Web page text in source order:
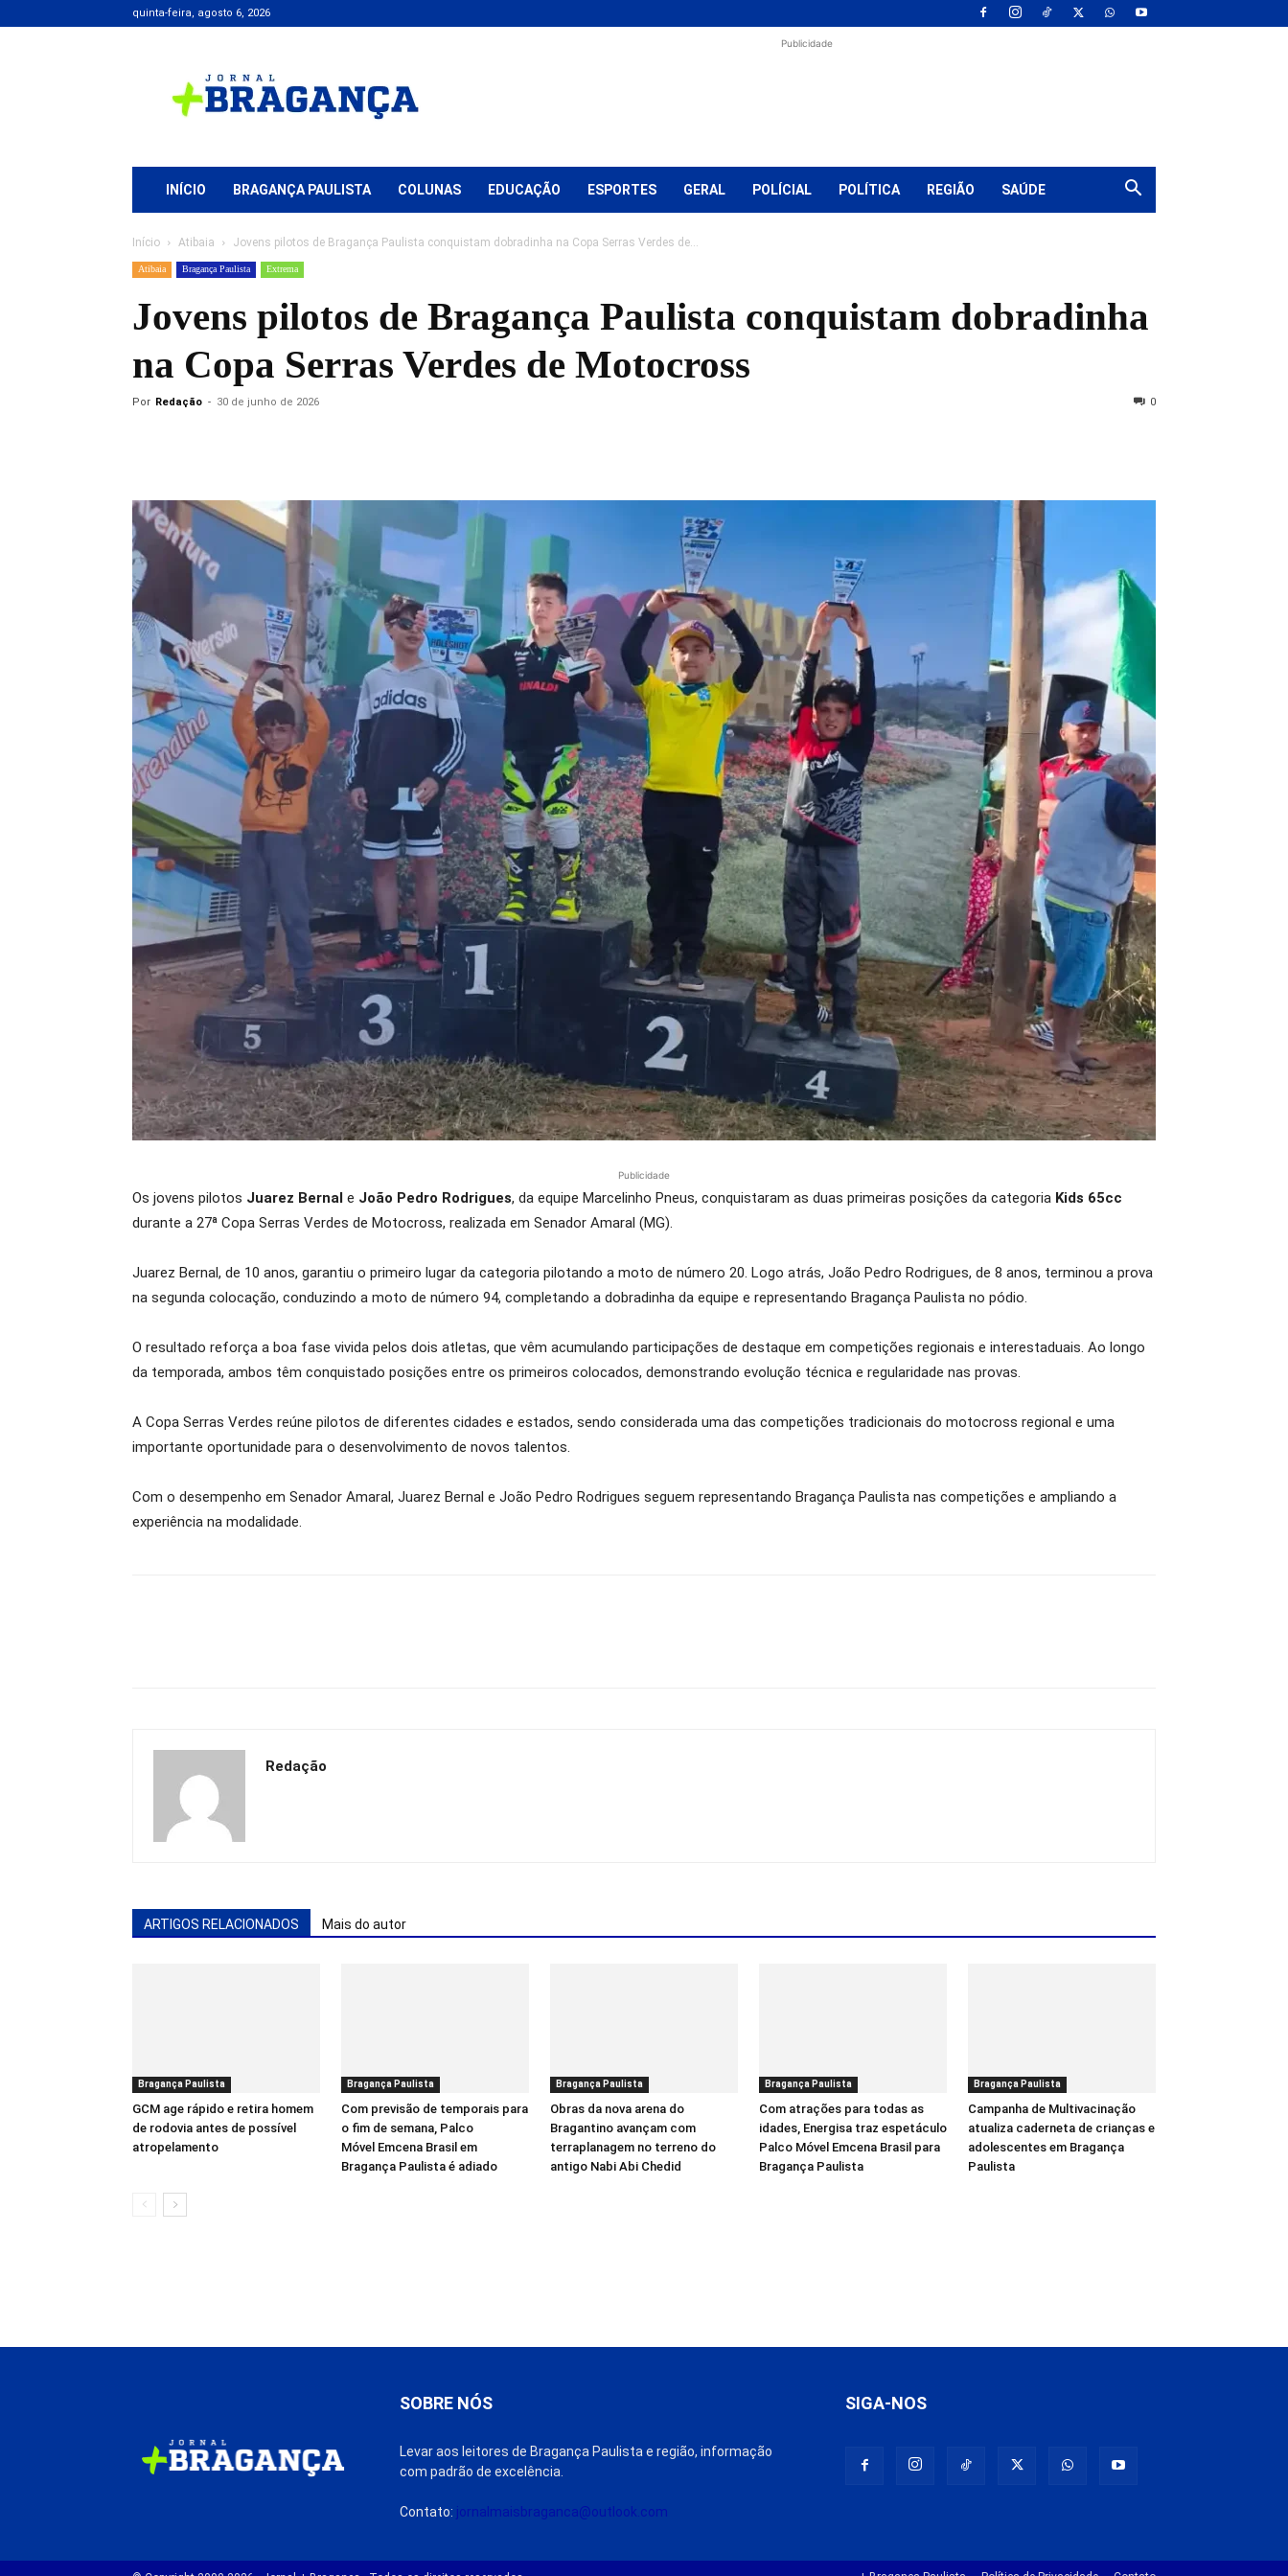
quinta-feira, agosto 6, 2026
+
Bragança
Publicidade
INÍCIO BRAGANÇA PAULISTA COLUNAS EDUCAÇÃO ESPORTES GERAL POLÍCIAL POLÍTICA REGIÃO SAÚDE
Início Atibaia Jovens pilotos de Bragança Paulista conquistam dobradinha na Copa Serras Verdes de...
Atibaia Bragança Paulista Extrema
Jovens pilotos de Bragança Paulista conquistam dobradinha
na Copa Serras Verdes de Motocross
Por Redação - 30 de junho de 2026 0
Publicidade
Os jovens pilotos Juarez Bernal e João Pedro Rodrigues, da equipe Marcelinho Pneus, conquistaram as duas primeiras posições da categoria Kids 65cc
durante a 27ª Copa Serras Verdes de Motocross, realizada em Senador Amaral (MG).
Juarez Bernal, de 10 anos, garantiu o primeiro lugar da categoria pilotando a moto de número 20. Logo atrás, João Pedro Rodrigues, de 8 anos, terminou a prova
na segunda colocação, conduzindo a moto de número 94, completando a dobradinha da equipe e representando Bragança Paulista no pódio.
O resultado reforça a boa fase vivida pelos dois atletas, que vêm acumulando participações de destaque em competições regionais e interestaduais. Ao longo
da temporada, ambos têm conquistado posições entre os primeiros colocados, demonstrando evolução técnica e regularidade nas provas.
A Copa Serras Verdes reúne pilotos de diferentes cidades e estados, sendo considerada uma das competições tradicionais do motocross regional e uma
importante oportunidade para o desenvolvimento de novos talentos.
Com o desempenho em Senador Amaral, Juarez Bernal e João Pedro Rodrigues seguem representando Bragança Paulista nas competições e ampliando a
experiência na modalidade.
Redação
ARTIGOS RELACIONADOS Mais do autor
Bragança Paulista
GCM age rápido e retira homem
de rodovia antes de possível
atropelamento
Bragança Paulista
Com previsão de temporais para
o fim de semana, Palco
Móvel Emcena Brasil em
Bragança Paulista é adiado
Bragança Paulista
Obras da nova arena do
Bragantino avançam com
terraplanagem no terreno do
antigo Nabi Abi Chedid
Bragança Paulista
Com atrações para todas as
idades, Energisa traz espetáculo
Palco Móvel Emcena Brasil para
Bragança Paulista
Bragança Paulista
Campanha de Multivacinação
atualiza caderneta de crianças e
adolescentes em Bragança
Paulista
SOBRE NÓS
Levar aos leitores de Bragança Paulista e região, informação
com padrão de excelência.
Contato: jornalmaisbraganca@outlook.com
SIGA-NOS